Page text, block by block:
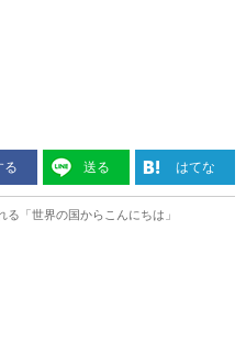
る 送る はてな
る「世界の国からこんにちは」